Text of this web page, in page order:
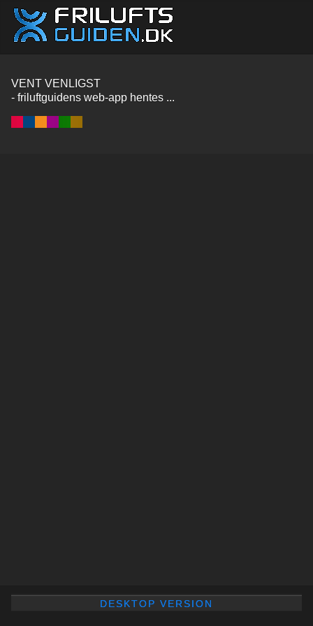
VENT VENLIGST
- friluftguidens web-app hentes ...
DESKTOP VERSION